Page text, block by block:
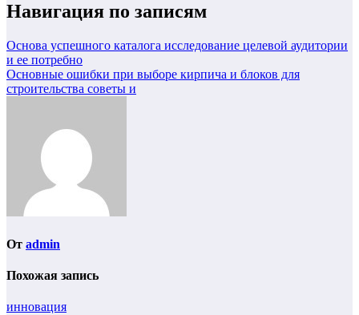
Навигация по записям
Основа успешного каталога исследование целевой аудитории
и ее потребно
Основные ошибки при выборе кирпича и блоков для
строительства советы и
От admin
Похожая запись
инновация